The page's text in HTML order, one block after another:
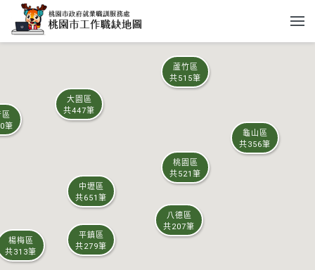
八德區
共207筆
大園區
共447筆
中壢區
共651筆
平鎮區
共279筆
桃園區
共521筆
楊梅區
共313筆
龜山區
共356筆
蘆竹區
共515筆
筆
八德區
共207筆
大園區
共447筆
中壢區
共651筆
平鎮區
共279筆
桃園區
共521筆
楊梅區
共313筆
龜山區
共356筆
蘆竹區
共515筆
筆
中壢區-製程技術員